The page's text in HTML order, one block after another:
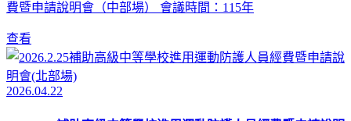
費暨申請說明會（中部場） 會議時間：115年
查看
2026.04.22